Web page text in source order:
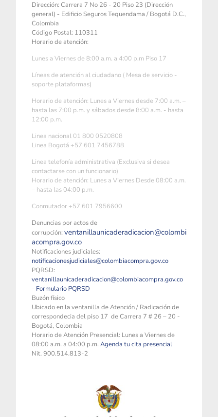
Dirección: Carrera 7 No 26 - 20 Piso 23 (Dirección
general) - Edificio Seguros Tequendama / Bogotá D.C.,
Colombia
Código Postal: 110311
Horario de atención:
Lunes a Viernes de 8:00 a.m. a 4:00 p.m Piso 17
Líneas de atención al ciudadano ( Mesa de servicio -
soporte plataformas)
Horario de atención: Lunes a Viernes desde 7:00 a.m. –
hasta las 7:00 p.m. y sábados desde 8:00 a.m. - hasta
12:00 p.m.
Linea nacional 01 800 0520808
Linea Bogotá +57 601 7456788
Linea telefonía administrativa (Exclusiva si desea
contactarse con un funcionario)
Horario de atención: Lunes a Viernes Desde 08:00 a.m.
– hasta las 04:00 p.m.
Conmutador +57 601 7956600
Denuncias por actos de
corrupción: ventanillaunicaderadicacion@colombi
acompra.gov.co
Notificaciones judiciales:
notificacionesjudiciales@colombiacompra.gov.co
PQRSD:
ventanillaunicaderadicacion@colombiacompra.gov.co
- Formulario PQRSD
Buzón físico
Ubicado en la ventanilla de Atención / Radicación de
correspondecia del piso 17 de Carrera 7 # 26 – 20 -
Bogotá, Colombia
Horario de Atención Presencial: Lunes a Viernes de
08:00 a.m. a 04:00 p.m. Agenda tu cita presencial
Nit. 900.514.813-2